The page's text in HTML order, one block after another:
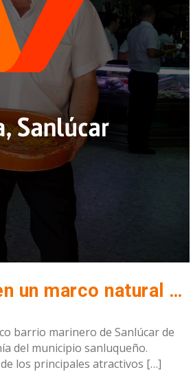
Restaurante Avante Claro, el sabor de Cádiz en un marco natural único
barrio marinero de Sanlúcar de
del municipio sanluqueño.
los principales atractivos […]